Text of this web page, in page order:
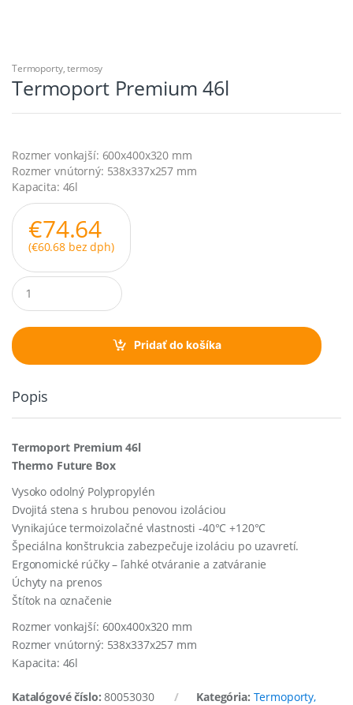
Termoporty, termosy
Termoport Premium 46l
Rozmer vonkajší: 600x400x320 mm
Rozmer vnútorný: 538x337x257 mm
Kapacita: 46l
€74.64
(€60.68 bez dph)
Q
u
a
t
i
Pridať do košíka
Popis
Termoport Premium 46l
Thermo Future Box
Vysoko odolný Polypropylén
Dvojitá stena s hrubou penovou izoláciou
Vynikajúce termoizolačné vlastnosti -40°C +120°C
Špeciálna konštrukcia zabezpečuje izoláciu po uzavretí.
Ergonomické rúčky – ľahké otváranie a zatváranie
Úchyty na prenos
Štítok na označenie
Rozmer vonkajší: 600x400x320 mm
Rozmer vnútorný: 538x337x257 mm
Kapacita: 46l
Katalógové číslo:80053030 Kategória: Termoporty,